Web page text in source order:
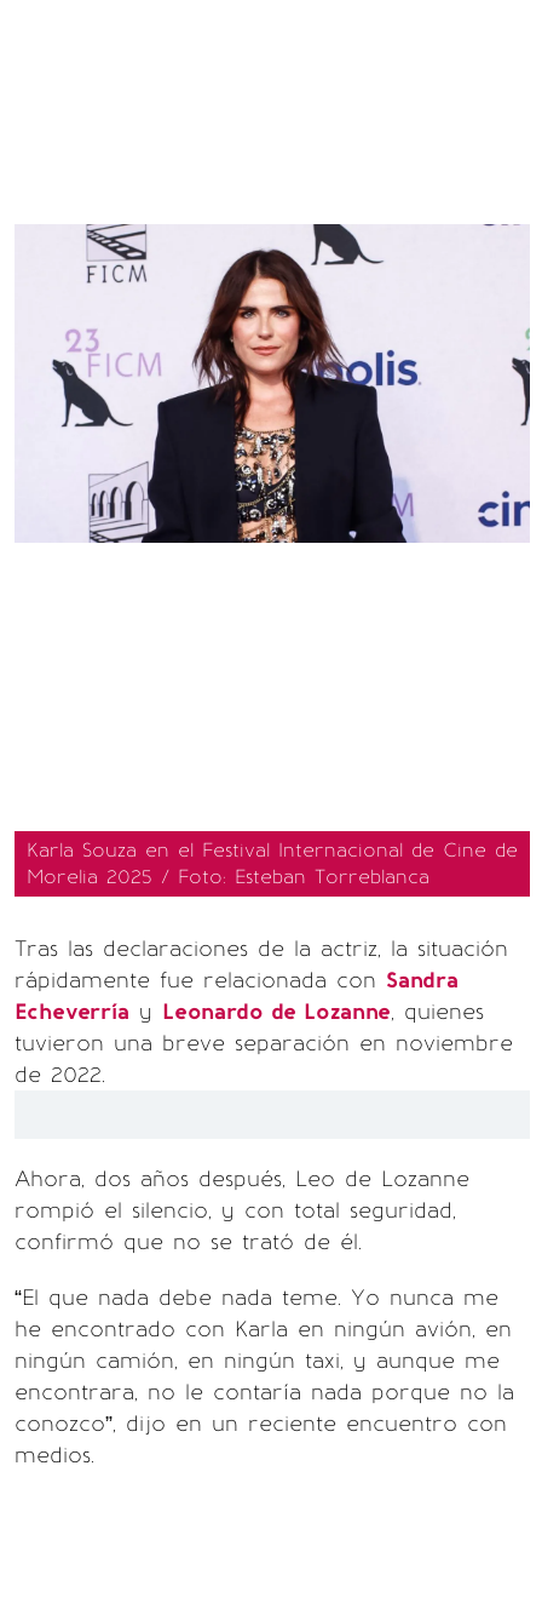
Karla Souza en el Festival Internacional de Cine de
Morelia 2025 / Foto: Esteban Torreblanca
Tras las declaraciones de la actriz, la situación
rápidamente fue relacionada con Sandra
Echeverría y Leonardo de Lozanne, quienes
tuvieron una breve separación en noviembre
de 2022.
Ahora, dos años después, Leo de Lozanne
rompió el silencio, y con total seguridad,
confirmó que no se trató de él.
“El que nada debe nada teme. Yo nunca me
he encontrado con Karla en ningún avión, en
ningún camión, en ningún taxi, y aunque me
encontrara, no le contaría nada porque no la
conozco”, dijo en un reciente encuentro con
medios.